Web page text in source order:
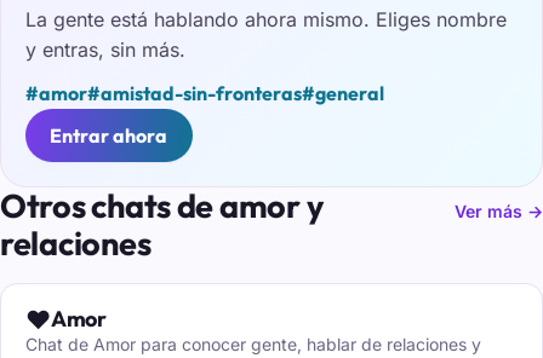
La gente está hablando ahora mismo. Eliges nombre
y entras, sin más.
#amor#amistad-sin-fronteras#general
Entrar ahora
Otros chats de amor y
relaciones
Ver más →
❤️Amor
Chat de Amor para conocer gente, hablar de relaciones y